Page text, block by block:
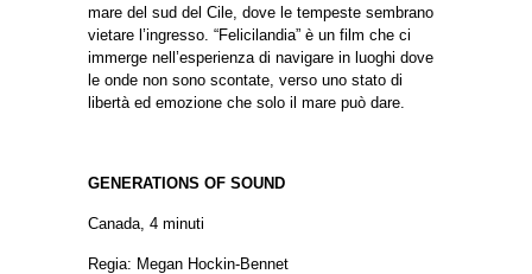
mare del sud del Cile, dove le tempeste sembrano
vietare l’ingresso. “Felicilandia” è un film che ci
immerge nell’esperienza di navigare in luoghi dove
le onde non sono scontate, verso uno stato di
libertà ed emozione che solo il mare può dare.
GENERATIONS OF SOUND
Canada, 4 minuti
Regia: Megan Hockin-Bennet